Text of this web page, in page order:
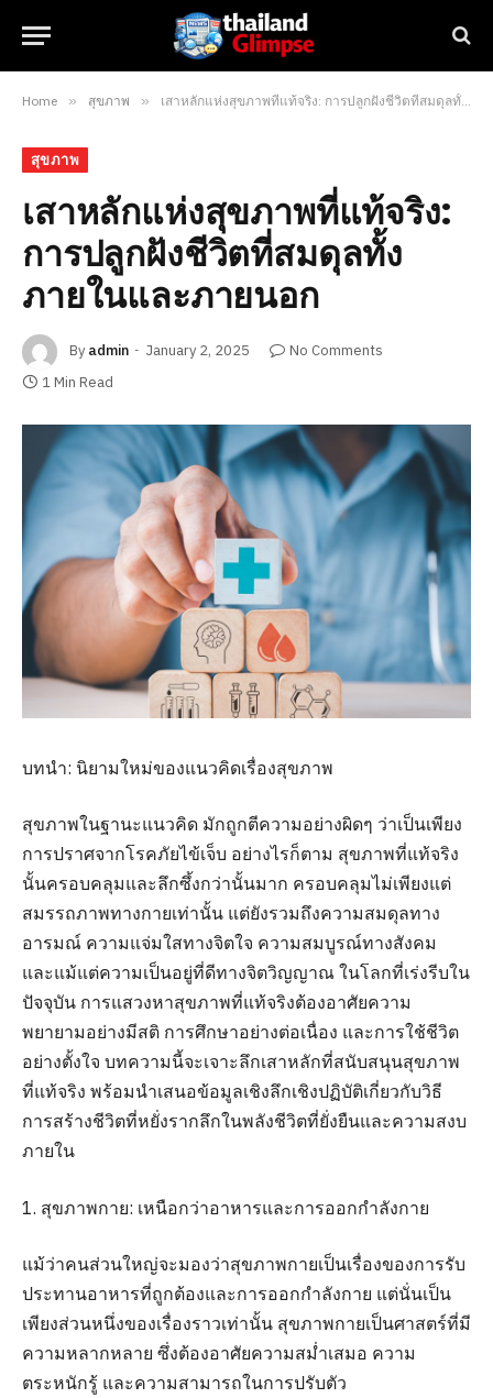
Home » สุขภาพ » เสาหลักแห่งสุขภาพที่แท้จริง: การปลูกฝังชีวิตที่สมดุลทั้งภายในและภายนอก
สุขภาพ
เสาหลักแห่งสุขภาพที่แท้จริง:
การปลูกฝังชีวิตที่สมดุลทั้ง
ภายในและภายนอก
By admin January 2, 2025
No Comments
1 Min Read
บทนำ: นิยามใหม่ของแนวคิดเรื่องสุขภาพ
สุขภาพในฐานะแนวคิด มักถูกตีความอย่างผิดๆ ว่าเป็นเพียง
การปราศจากโรคภัยไข้เจ็บ อย่างไรก็ตาม สุขภาพที่แท้จริง
นั้นครอบคลุมและลึกซึ้งกว่านั้นมาก ครอบคลุมไม่เพียงแต่
สมรรถภาพทางกายเท่านั้น แต่ยังรวมถึงความสมดุลทาง
อารมณ์ ความแจ่มใสทางจิตใจ ความสมบูรณ์ทางสังคม
และแม้แต่ความเป็นอยู่ที่ดีทางจิตวิญญาณ ในโลกที่เร่งรีบใน
ปัจจุบัน การแสวงหาสุขภาพที่แท้จริงต้องอาศัยความ
พยายามอย่างมีสติ การศึกษาอย่างต่อเนื่อง และการใช้ชีวิต
อย่างตั้งใจ บทความนี้จะเจาะลึกเสาหลักที่สนับสนุนสุขภาพ
ที่แท้จริง พร้อมนำเสนอข้อมูลเชิงลึกเชิงปฏิบัติเกี่ยวกับวิธี
การสร้างชีวิตที่หยั่งรากลึกในพลังชีวิตที่ยั่งยืนและความสงบ
ภายใน
1. สุขภาพกาย: เหนือกว่าอาหารและการออกกำลังกาย
แม้ว่าคนส่วนใหญ่จะมองว่าสุขภาพกายเป็นเรื่องของการรับ
ประทานอาหารที่ถูกต้องและการออกกำลังกาย แต่นั่นเป็น
เพียงส่วนหนึ่งของเรื่องราวเท่านั้น สุขภาพกายเป็นศาสตร์ที่มี
ความหลากหลาย ซึ่งต้องอาศัยความสม่ำเสมอ ความ
ตระหนักรู้ และความสามารถในการปรับตัว